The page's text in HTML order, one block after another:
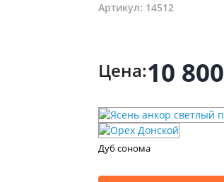
Артикул: 14512
Цена:10 800
Дуб сонома